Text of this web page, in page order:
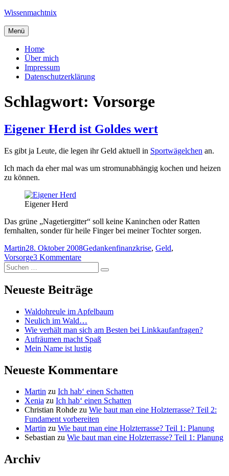
Zum
springen
Wissenmachtnix
Menü
Home
Über mich
Impressum
Datenschutzerklärung
Schlagwort: Vorsorge
Eigener Herd ist Goldes wert
Es gibt ja Leute, die legen ihr Geld aktuell in Sportwägelchen an.
Ich mach da eher mal was um stromunabhängig kochen und heizen
zu können.
Eigener Herd
Das grüne „Nagetiergitter“ soll keine Kaninchen oder Ratten
fernhalten, sonder für heile Finger bei meiner Tochter sorgen.
Autor
MartinVeröffentlicht
am
28. Oktober 2008Kategorien
GedankenSchlagwörter
finanzkrise, Geld,
Vorsorge3 Kommentarezu
Herd
Goldes
Suchen
nach:
Suchen
Neueste Beiträge
Waldohreule im Apfelbaum
Neulich im Wald…
Wie verhält man sich am Besten bei Linkkaufanfragen?
Aufräumen macht Spaß
Mein Name ist lustig
Neueste Kommentare
Martin zu Ich hab‘ einen Schatten
Xenia zu Ich hab‘ einen Schatten
Christian Rohde zu Wie baut man eine Holzterrasse? Teil 2:
Fundament vorbereiten
Martin zu Wie baut man eine Holzterrasse? Teil 1: Planung
Sebastian zu Wie baut man eine Holzterrasse? Teil 1: Planung
Archiv